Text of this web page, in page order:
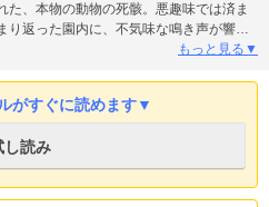
た、本物の動物の死骸。悪趣味では済ま
り返った園内に、不気味な鳴き声が響き
もっと見る▼
がすぐに読めます▼
し読み